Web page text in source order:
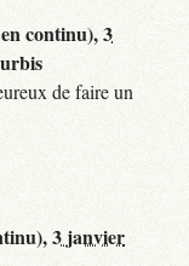
continu),3
de faire un
3 janvier